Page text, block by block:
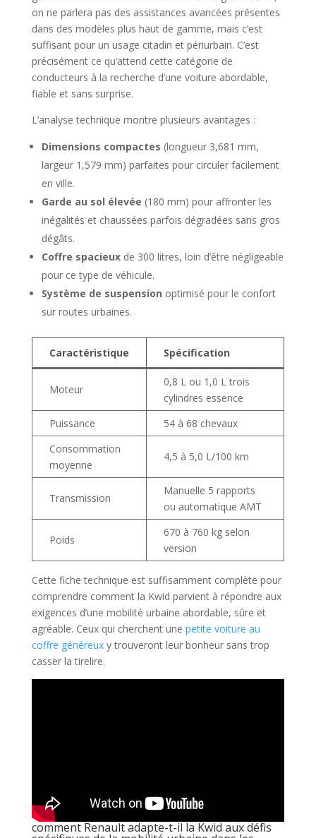
on ne parlera pas des assistances avancées présentes
dans des modèles plus haut de gamme, mais c’est
suffisant pour un usage citadin et périurbain. C’est
précisément ce qu’attend cette catégorie de
conducteurs à la recherche d’une voiture abordable,
fiable et sans surprise.
L’analyse technique montre plusieurs avantages :
Dimensions compactes (longueur 3,681 mm,
largeur 1,579 mm) parfaites pour circuler facilement
en ville.
Garde au sol élevée (180 mm) pour affronter les
inégalités et chaussées parfois dégradées sans gros
dégâts.
Coffre spacieuxde 300 litres, loin d’être négligeable
pour ce type de véhicule.
Système de suspension optimisé pour le confort
sur routes urbaines.
Caractéristique Spécification
Moteur
0,8 L ou 1,0 L trois
cylindres essence
Puissance
54 à 68 chevaux
Consommation
moyenne
4,5 à 5,0 L/100 km
Transmission
Manuelle 5 rapports
ou automatique AMT
Poids
670 à 760 kg selon
version
Cette fiche technique est suffisamment complète pour
comprendre comment la Kwid parvient à répondre aux
exigences d’une mobilité urbaine abordable, sûre et
agréable. Ceux qui cherchent une petite voiture au
coffre généreuxy trouveront leur bonheur sans trop
casser la tirelire.
comment Renault adapte-t-il la Kwid aux défis